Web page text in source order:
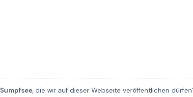
Sumpfsee, die wir auf dieser Webseite veröffentlichen